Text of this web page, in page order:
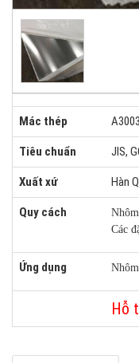
Mác thép A3003
Tiêu chuẩn JIS,
Xuất xứ Hàn
Quy cách
Các
Ứng dụng
Hỗ